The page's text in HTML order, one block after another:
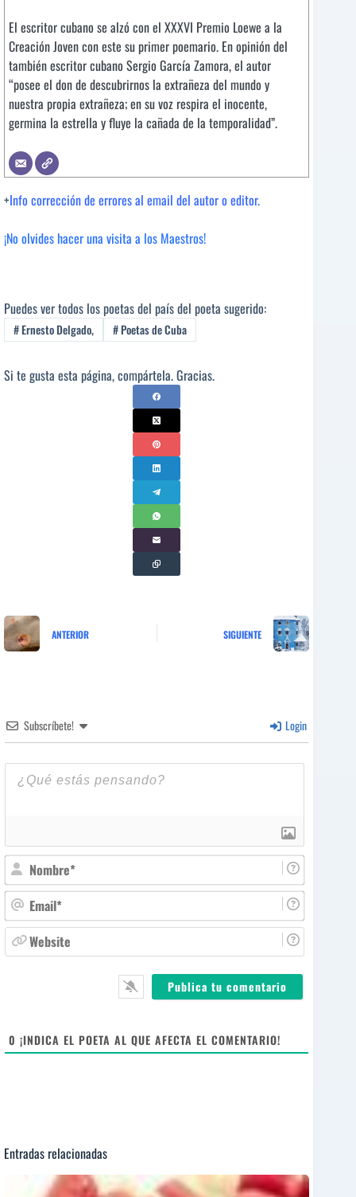
El escritor cubano se alzó con el XXXVI Premio Loewe a la
Creación Joven con este su primer poemario. En opinión del
también escritor cubano Sergio García Zamora, el autor
“posee el don de descubrirnos la extrañeza del mundo y
nuestra propia extrañeza; en su voz respira el inocente,
germina la estrella y fluye la cañada de la temporalidad”.
+Info corrección de errores al email del autor o editor.
¡No olvides hacer una visita a los Maestros!
Puedes ver todos los poetas del país del poeta sugerido:
#Ernesto Delgado, #Poetas de Cuba
Si te gusta esta página, compártela. Gracias.
ANTERIOR SIGUIENTE
Subscríbete! Login
N
o
m
b
r
E
m
a
ie
0 ¡INDICA EL POETA AL QUE AFECTA EL COMENTARIO!
Entradas relacionadas